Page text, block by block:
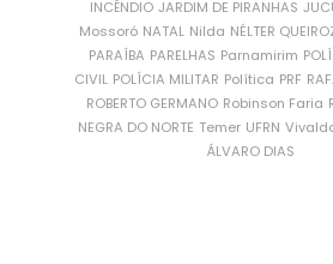
INCÊNDIO JARDIM DE PIRANHAS
Mossoró NATAL Nilda NÉLTER
PARAÍBA PARELHAS Parnamirim
CIVIL POLÍCIA MILITAR Política PRF
ROBERTO GERMANO Robinson Faria
NEGRA DO NORTE Temer UFRN
ÁLVARO DIAS